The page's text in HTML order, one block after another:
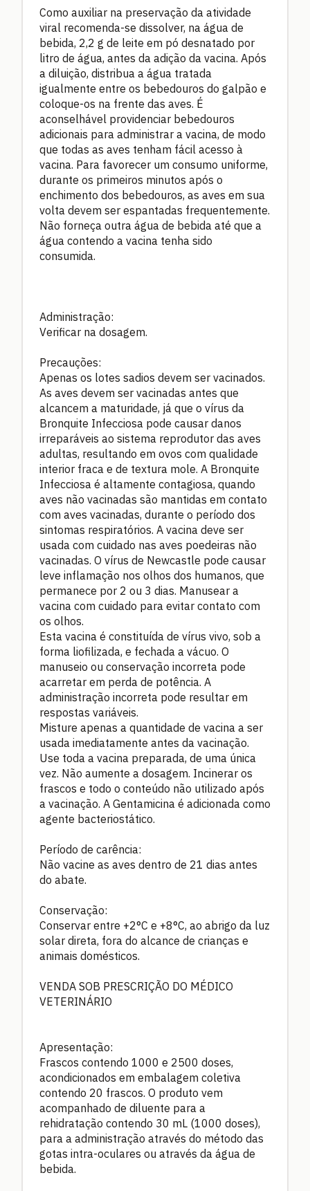
Como auxiliar na preservação da atividade
viral recomenda-se dissolver, na água de
bebida, 2,2 g de leite em pó desnatado por
litro de água, antes da adição da vacina. Após
a diluição, distribua a água tratada
igualmente entre os bebedouros do galpão e
coloque-os na frente das aves. É
aconselhável providenciar bebedouros
adicionais para administrar a vacina, de modo
que todas as aves tenham fácil acesso à
vacina. Para favorecer um consumo uniforme,
durante os primeiros minutos após o
enchimento dos bebedouros, as aves em sua
volta devem ser espantadas frequentemente.
Não forneça outra água de bebida até que a
água contendo a vacina tenha sido
consumida.
Administração:
Verificar na dosagem.
Precauções:
Apenas os lotes sadios devem ser vacinados.
As aves devem ser vacinadas antes que
alcancem a maturidade, já que o vírus da
Bronquite Infecciosa pode causar danos
irreparáveis ao sistema reprodutor das aves
adultas, resultando em ovos com qualidade
interior fraca e de textura mole. A Bronquite
Infecciosa é altamente contagiosa, quando
aves não vacinadas são mantidas em contato
com aves vacinadas, durante o período dos
sintomas respiratórios. A vacina deve ser
usada com cuidado nas aves poedeiras não
vacinadas. O vírus de Newcastle pode causar
leve inflamação nos olhos dos humanos, que
permanece por 2 ou 3 dias. Manusear a
vacina com cuidado para evitar contato com
os olhos.
Esta vacina é constituída de vírus vivo, sob a
forma liofilizada, e fechada a vácuo. O
manuseio ou conservação incorreta pode
acarretar em perda de potência. A
administração incorreta pode resultar em
respostas variáveis.
Misture apenas a quantidade de vacina a ser
usada imediatamente antes da vacinação.
Use toda a vacina preparada, de uma única
vez. Não aumente a dosagem. Incinerar os
frascos e todo o conteúdo não utilizado após
a vacinação. A Gentamicina é adicionada como
agente bacteriostático.
Período de carência:
Não vacine as aves dentro de 21 dias antes
do abate.
Conservação:
Conservar entre +2°C e +8°C, ao abrigo da luz
solar direta, fora do alcance de crianças e
animais domésticos.
VENDA SOB PRESCRIÇÃO DO MÉDICO
VETERINÁRIO
Apresentação:
Frascos contendo 1000 e 2500 doses,
acondicionados em embalagem coletiva
contendo 20 frascos. O produto vem
acompanhado de diluente para a
rehidratação contendo 30 mL (1000 doses),
para a administração através do método das
gotas intra-oculares ou através da água de
bebida.